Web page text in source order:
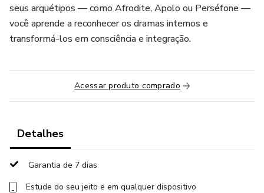
seus arquétipos — como Afrodite, Apolo ou Perséfone —
você aprende a reconhecer os dramas internos e
transformá-los em consciência e integração.
Acessar produto comprado
Detalhes
Garantia de 7 dias
Estude do seu jeito e em qualquer dispositivo